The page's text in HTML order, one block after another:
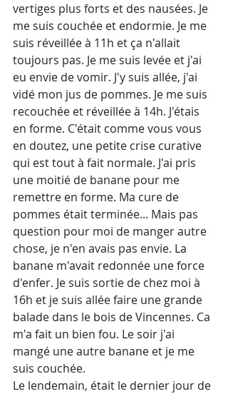
vertiges plus forts et des nausées. Je
me suis couchée et endormie. Je me
suis réveillée à 11h et ça n'allait
toujours pas. Je me suis levée et j'ai
eu envie de vomir. J'y suis allée, j'ai
vidé mon jus de pommes. Je me suis
recouchée et réveillée à 14h. J'étais
en forme. C'était comme vous vous
en doutez, une petite crise curative
qui est tout à fait normale. J'ai pris
une moitié de banane pour me
remettre en forme. Ma cure de
pommes était terminée... Mais pas
question pour moi de manger autre
chose, je n'en avais pas envie. La
banane m'avait redonnée une force
d'enfer. Je suis sortie de chez moi à
16h et je suis allée faire une grande
balade dans le bois de Vincennes. Ca
m'a fait un bien fou. Le soir j'ai
mangé une autre banane et je me
suis couchée.
Le lendemain, était le dernier jour de